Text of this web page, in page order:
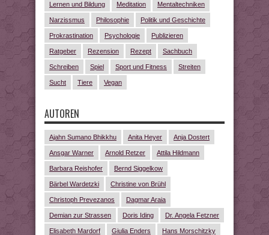
Lernen und Bildung Meditation Mentaltechniken
Narzissmus Philosophie Politik und Geschichte
Prokrastination Psychologie Publizieren
Ratgeber Rezension Rezept Sachbuch
Schreiben Spiel Sport und Fitness Streiten
Sucht Tiere Vegan
AUTOREN
Ajahn Sumano Bhikkhu Anita Heyer Anja Dostert
Ansgar Warner Arnold Retzer Attila Hildmann
Barbara Reishofer Bernd Siggelkow
Bärbel Wardetzki Christine von Brühl
Christoph Prevezanos Dagmar Araia
Demian zur Strassen Doris Iding Dr. Angela Fetzner
Elisabeth Mardorf Giulia Enders Hans Morschitzky